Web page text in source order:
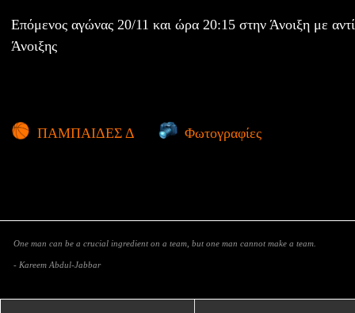
Επόμενος αγώνας 20/11 και ώρα 20:15 στην Άνοιξη με
Άνοιξης
ΠΑΜΠΑΙΔΕΣ Δ Φωτογραφίες
One man can be a crucial ingredient on a team, but one man cannot make a team.
- Kareem Abdul-Jabbar